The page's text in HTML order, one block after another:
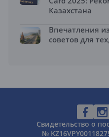
Казахстана
Впечатления
советов для
Свидетельство о
№